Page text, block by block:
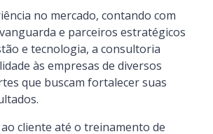
no mercado, contando com
e parceiros estratégicos
e tecnologia, a consultoria
às empresas de diversos
que buscam fortalecer suas
cliente até o treinamento de